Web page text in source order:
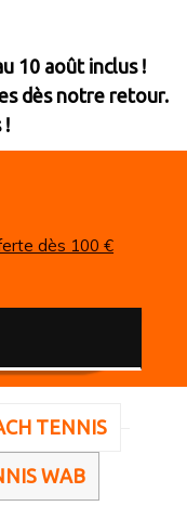
10 août inclus !
dès notre retour.
!
dès 100 €
TENNIS
WAB